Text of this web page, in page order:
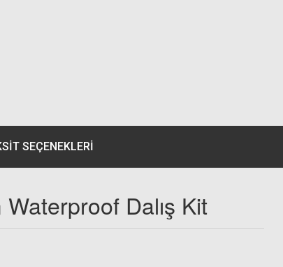
SEÇENEKLERI
Dalış Kit